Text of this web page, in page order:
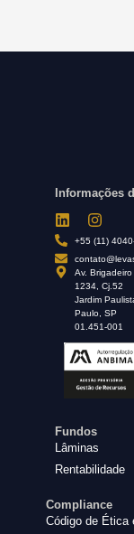
Informações
+55 (11)
Av. Brigadeiro
1234, Cj.52
Jardim
Paulo, SP
01.451-001
Fundos
Lâminas
Rentabilidade
Compliance
Código de Ética